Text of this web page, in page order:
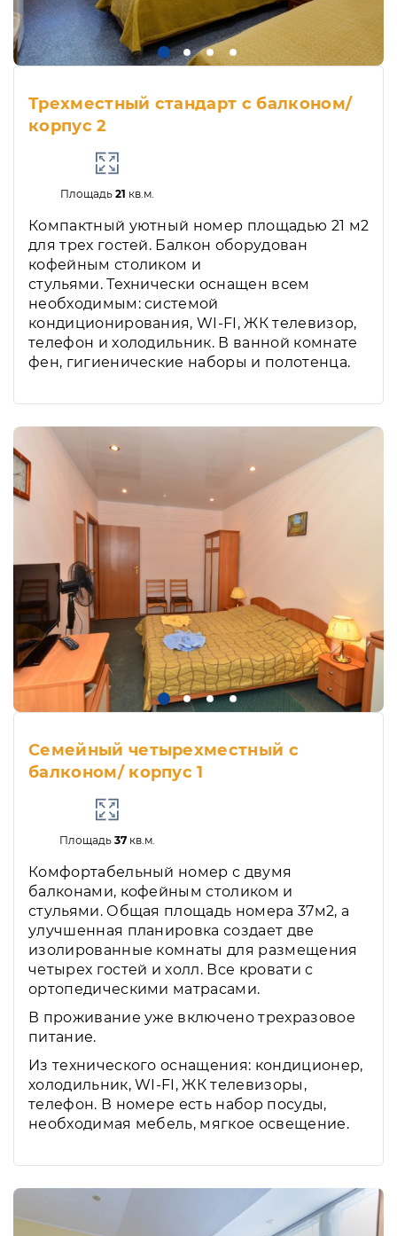
Трехместный стандарт с балконом/
корпус 2
Площадь 21 кв.м.
Компактный уютный номер площадью 21 м2
для трех гостей. Балкон оборудован
кофейным столиком и
стульями. Технически оснащен всем
необходимым: системой
кондиционирования, WI-FI, ЖК телевизор,
телефон и холодильник. В ванной комнате
фен, гигиенические наборы и полотенца.
Семейный четырехместный с
балконом/ корпус 1
Площадь 37кв.м.
Комфортабельный номер с двумя
балконами, кофейным столиком и
стульями. Общая площадь номера 37м2, а
улучшенная планировка создает две
изолированные комнаты для размещения
четырех гостей и холл. Все кровати с
ортопедическими матрасами.
В проживание уже включено трехразовое
питание.
Из технического оснащения: кондиционер,
холодильник, WI-FI, ЖК телевизоры,
телефон. В номере есть набор посуды,
необходимая мебель, мягкое освещение.